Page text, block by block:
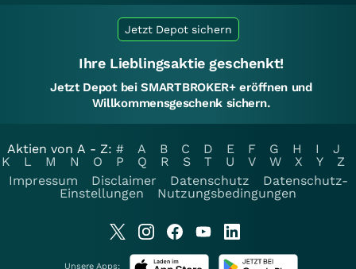
Jetzt Depot sichern
Ihre Lieblingsaktie geschenkt!
Jetzt Depot bei SMARTBROKER+ eröffnen und
Willkommensgeschenk sichern.
Aktien von A - Z: # A B C D E F G H I
J
K
L M N O P Q R S T U V W X Y
Z
Impressum
Disclaimer Datenschutz
Datenschutz-
Einstellungen
Nutzungsbedingungen
Unsere Apps: